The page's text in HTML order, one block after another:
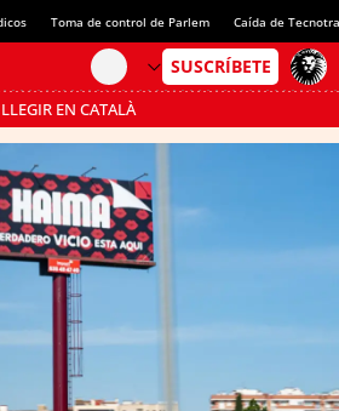
Toma de control de Parlem Caída de
LLEGIR EN CATALÀ
al MODO AHORRO